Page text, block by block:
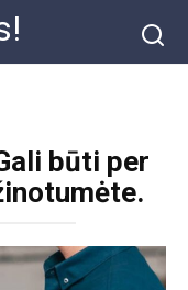
būti per